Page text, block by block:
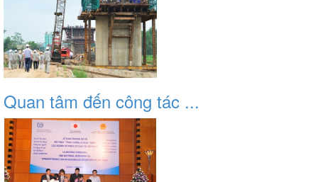
Quan tâm đến công tác ...